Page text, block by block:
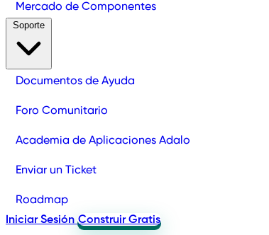
Mercado de Componentes
Documentos de Ayuda
Foro Comunitario
Academia de Aplicaciones Adalo
Enviar un Ticket
Roadmap
Iniciar Sesión Construir Gratis